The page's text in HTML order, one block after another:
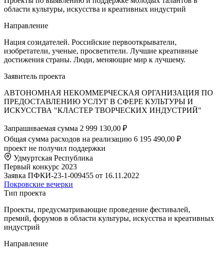
области культуры, искусства и креативных индустрий
Направление
Нация созидателей. Российские первооткрыватели,
изобретатели, ученые, просветители. Лучшие креативные
достижения страны. Люди, меняющие мир к лучшему.
Заявитель проекта
АВТОНОМНАЯ НЕКОММЕРЧЕСКАЯ ОРГАНИЗАЦИЯ ПО
ПРЕДОСТАВЛЕНИЮ УСЛУГ В СФЕРЕ КУЛЬТУРЫ И
ИСКУССТВА "КЛАСТЕР ТВОРЧЕСКИХ ИНДУСТРИЙ"
Запрашиваемая сумма 2 999 130,00 ₽
Общая сумма расходов на реализацию 6 195 490,00 ₽
проект не получил поддержки
Удмуртская Республика
Первый конкурс 2023
Заявка ПФКИ-23-1-009455 от 16.11.2022
Покровские вечерки
Тип проекта
Проекты, предусматривающие проведение фестивалей,
премий, форумов в области культуры, искусства и креативных
индустрий
Направление